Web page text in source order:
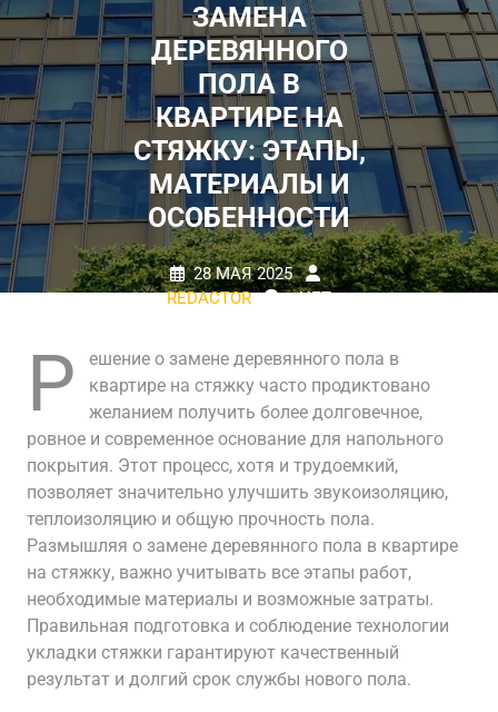
ЗАМЕНА
ДЕРЕВЯННОГО
ПОЛА В
КВАРТИРЕ НА
СТЯЖКУ: ЭТАПЫ,
МАТЕРИАЛЫ И
ОСОБЕННОСТИ
28 МАЯ 2025
REDACTOR
НЕТ
Р
ешение о замене деревянного пола в
квартире на стяжку часто продиктовано
желанием получить более долговечное,
ровное и современное основание для напольного
покрытия. Этот процесс, хотя и трудоемкий,
позволяет значительно улучшить звукоизоляцию,
теплоизоляцию и общую прочность пола.
Размышляя о замене деревянного пола в квартире
на стяжку, важно учитывать все этапы работ,
необходимые материалы и возможные затраты.
Правильная подготовка и соблюдение технологии
укладки стяжки гарантируют качественный
результат и долгий срок службы нового пола.